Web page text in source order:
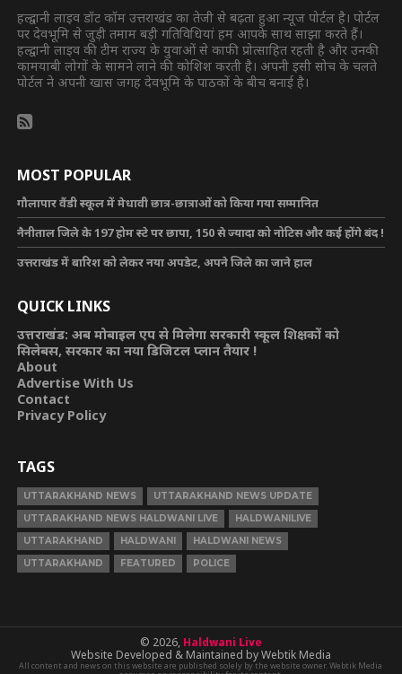
हल्द्वानी लाइव डॉट कॉम उत्तराखंड का तेजी से बढ़ता हुआ न्यूज पोर्टल है। पोर्टल
पर देवभूमि से जुड़ी तमाम बड़ी गतिविधियां हम आपके साथ साझा करते हैं।
हल्द्वानी लाइव की टीम राज्य के युवाओं से काफी प्रोत्साहित रहती है और उनकी
कामयाबी लोगों के सामने लाने की कोशिश करती है। अपनी इसी सोच के चलते
पोर्टल ने अपनी खास जगह देवभूमि के पाठकों के बीच बनाई है।
MOST POPULAR
गौलापार वैंडी स्कूल में मेधावी छात्र-छात्राओं को किया गया सम्मानित
नैनीताल जिले के 197 होम स्टे पर छापा, 150 से ज्यादा को नोटिस और कई होंगे बंद !
उत्तराखंड में बारिश को लेकर नया अपडेट, अपने जिले का जाने हाल
QUICK LINKS
उत्तराखंड: अब मोबाइल एप से मिलेगा सरकारी स्कूल शिक्षकों को
सिलेबस, सरकार का नया डिजिटल प्लान तैयार !
About
Advertise With Us
Contact
Privacy Policy
TAGS
UTTARAKHAND NEWS
UTTARAKHAND NEWS UPDATE
UTTARAKHAND NEWS HALDWANI LIVE
HALDWANILIVE
UTTARAKHAND
HALDWANI
HALDWANI NEWS
UTTARAKHAND
FEATURED POLICE
© 2026, Haldwani Live
Website Developed & Maintained by Webtik Media
All content and news on this website are published solely by the website owner. Webtik Media